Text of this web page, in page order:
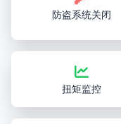
防盗系统关闭
扭矩监控